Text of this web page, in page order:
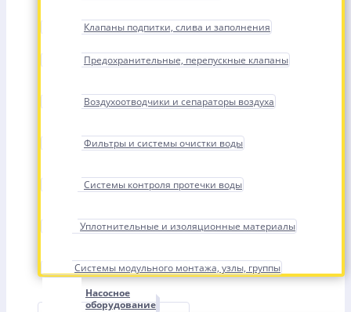
Клапаны подпитки, слива и заполнения
Предохранительные, перепускные клапаны
Воздухоотводчики и сепараторы воздуха
Фильтры и системы очистки воды
Системы контроля протечки воды
Уплотнительные и изоляционные материалы
Системы модульного монтажа, узлы, группы
Насосное
оборудование